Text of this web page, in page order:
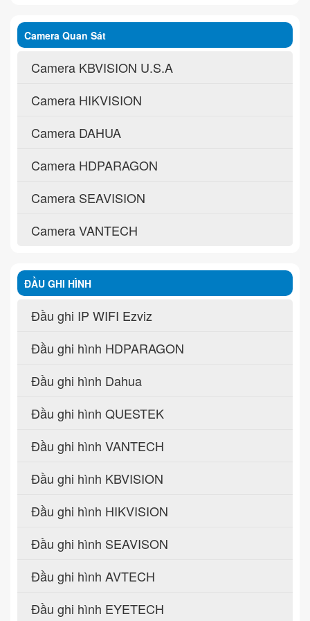
Camera Quan Sát
Camera KBVISION U.S.A
Camera HIKVISION
Camera DAHUA
Camera HDPARAGON
Camera SEAVISION
Camera VANTECH
ĐẦU GHI HÌNH
Đầu ghi IP WIFI Ezviz
Đầu ghi hình HDPARAGON
Đầu ghi hình Dahua
Đầu ghi hình QUESTEK
Đầu ghi hình VANTECH
Đầu ghi hình KBVISION
Đầu ghi hình HIKVISION
Đầu ghi hình SEAVISON
Đầu ghi hình AVTECH
Đầu ghi hình EYETECH